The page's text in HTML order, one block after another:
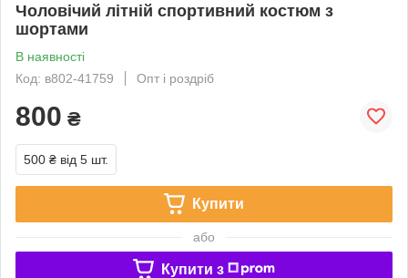
Чоловічий літній спортивний костюм з
шортами
В наявності
Код: в802-41759
Опт і роздріб
800 ₴
500 ₴ від 5 шт.
Купити
або
Купити з